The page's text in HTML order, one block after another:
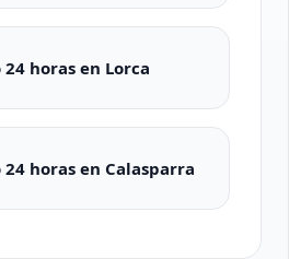
horas en Lorca
horas en Calasparra